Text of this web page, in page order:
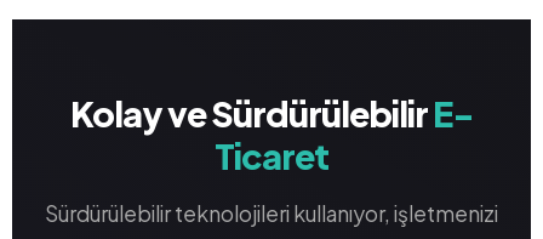
Kolay ve SürdürülebilirE-
Ticaret
Sürdürülebilir teknolojileri kullanıyor, işletmenizi